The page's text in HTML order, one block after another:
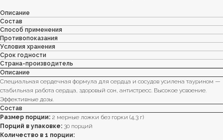
Описание
Состав
Способ применения
Противопоказания
Условия хранения
Срок годности
Страна-производитель
Описание
Специальная сердечная формула для сердца и сосудов усилена таурином —
стабильная работа сердца, здоровый сон, антистресс. Высокое усвоение.
Эффективные дозы.
Состав
Размер порции: 2 мерные ложки без горки (4,3 г)
Порций в упаковке: 30 порций
Количество в 1 порции: